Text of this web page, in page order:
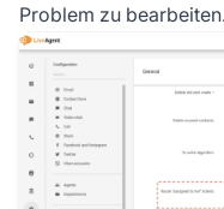
Problem zu